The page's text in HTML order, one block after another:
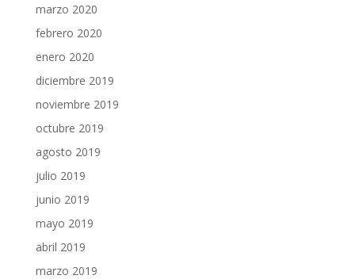
marzo 2020
febrero 2020
enero 2020
diciembre 2019
noviembre 2019
octubre 2019
agosto 2019
julio 2019
junio 2019
mayo 2019
abril 2019
marzo 2019